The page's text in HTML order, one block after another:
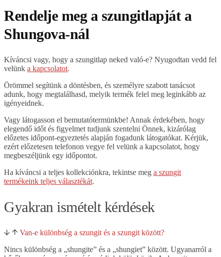
Rendelje meg a szungitlapját a
Shungova-nál
Kíváncsi vagy, hogy a szungitlap neked való-e? Nyugodtan vedd fel
velünk a kapcsolatot.
Örömmel segítünk a döntésben, és személyre szabott tanácsot
adunk, hogy megtalálhasd, melyik termék felel meg leginkább az
igényeidnek.
Vagy látogasson el bemutatótermünkbe! Annak érdekében, hogy
elegendő időt és figyelmet tudjunk szentelni Önnek, kizárólag
előzetes időpont-egyeztetés alapján fogadunk látogatókat. Kérjük,
ezért előzetesen telefonon vegye fel velünk a kapcsolatot, hogy
megbeszéljünk egy időpontot.
Ha kíváncsi a teljes kollekciónkra, tekintse meg a szungit
termékeink teljes választékát.
Gyakran ismételt kérdések
Van-e különbség a szungit és a szungit között?
Nincs különbség a „shungite” és a „shungiet” között. Ugyanarról a